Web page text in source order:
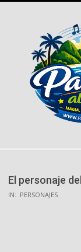
El personaje
IN: PERSONAJES